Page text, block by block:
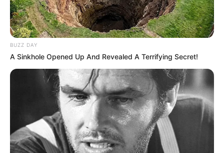
a kérdést: ha valóban csak irigységről lenne szó,
akkor miért nem támadják őt is ugyanúgy?
A debreceni üzletember azt állítja, hogy míg
egyesek valódi piaci teljesítménnyel, sokéves
munkával és kockázattal jutnak vagyonhoz, addig
mások — ide sorolva Hajdú Pétert és körét is —
BUZZ DAY
A Sinkhole Opened Up And Revealed A Terrifying Secret!